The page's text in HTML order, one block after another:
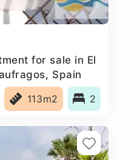
for sale in El
Spain
113m2 2